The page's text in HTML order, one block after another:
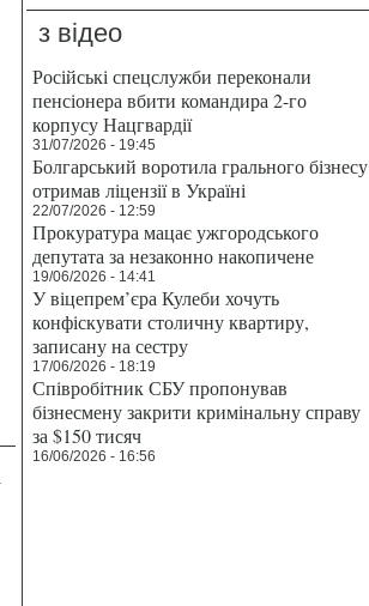
з відео
Російські спецслужби переконали
пенсіонера вбити командира 2-го
корпусу Нацгвардії
31/07/2026 - 19:45
Болгарський воротила грального бізнесу
отримав ліцензії в Україні
22/07/2026 - 12:59
Прокуратура мацає ужгородського
депутата за незаконно накопичене
19/06/2026 - 14:41
У віцепрем’єра Кулеби хочуть
конфіскувати столичну квартиру,
записану на сестру
17/06/2026 - 18:19
Співробітник СБУ пропонував
бізнесмену закрити кримінальну справу
за $150 тисяч
16/06/2026 - 16:56